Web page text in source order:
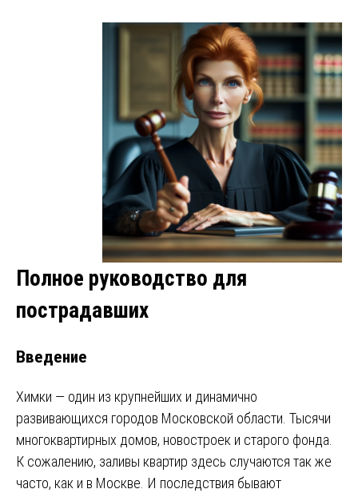
Полное руководство для
пострадавших
Введение
Химки — один из крупнейших и динамично
развивающихся городов Московской области. Тысячи
многоквартирных домов, новостроек и старого фонда.
К сожалению, заливы квартир здесь случаются так же
часто, как и в Москве. И последствия бывают